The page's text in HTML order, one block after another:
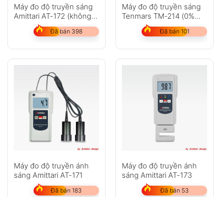
Máy đo độ truyền sáng
Amittari AT-172 (không
Đã bán 398
Máy đo độ truyền sáng
Tenmars TM-214 (0%
-100%, 0mm-6.5mm
(0″-1/4″))
Đã bán 101
Máy đo độ truyền ánh
sáng Amittari AT-171
Đã bán 183
Máy đo độ truyền ánh
sáng Amittari AT-173
Đã bán 53